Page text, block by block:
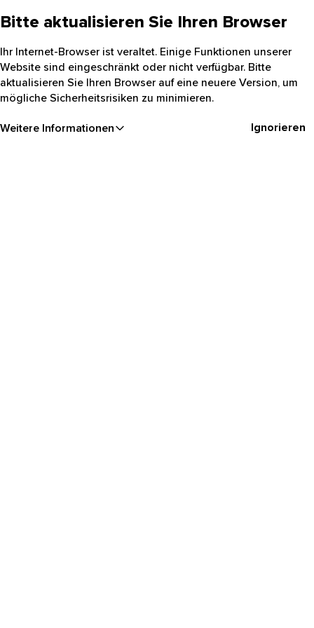
Bitte aktualisieren Sie Ihren Browser
Ihr Internet-Browser ist veraltet. Einige Funktionen unserer
Website sind eingeschränkt oder nicht verfügbar. Bitte
aktualisieren Sie Ihren Browser auf eine neuere Version, um
mögliche Sicherheitsrisiken zu minimieren.
Weitere Informationen Ignorieren